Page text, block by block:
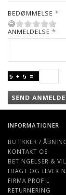
BEDØMMELSE
ANMELDELSE
SEND
INFORMATIONER
BUTIKKER /
KONTAKT OS
BETINGELSER &
FRAGT OG
FIRMA PROFIL
RETURNERING